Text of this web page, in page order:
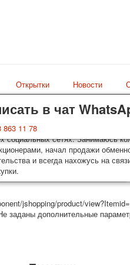
почтовые открытки тщательно
Исключение: репринт под заказ,
почтой России с треком
покупки. По желанию
колоды игральных карт,
социальных сетях. Занимаюсь
начал продажи
и всегда нахожусь на
в чат
863 11 78
Открытки Новости
jshopping/product/
заданы дополнительные